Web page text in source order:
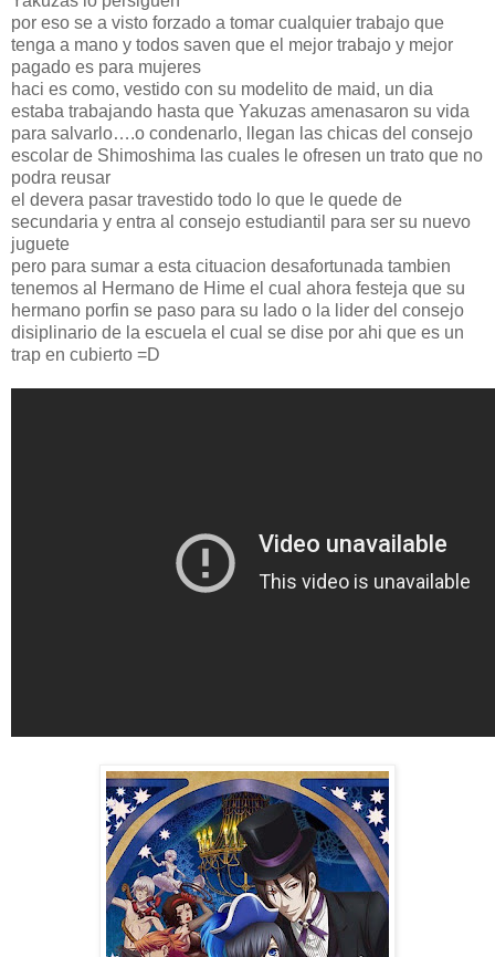
por eso se a visto forzado a tomar cualquier trabajo que
tenga a mano y todos saven que el mejor trabajo y mejor
pagado es para mujeres
haci es como, vestido con su modelito de maid, un dia
estaba trabajando hasta que Yakuzas amenasaron su vida
para salvarlo….o condenarlo, llegan las chicas del consejo
escolar de Shimoshima las cuales le ofresen un trato que no
podra reusar
el devera pasar travestido todo lo que le quede de
secundaria y entra al consejo estudiantil para ser su nuevo
juguete
pero para sumar a esta cituacion desafortunada tambien
tenemos al Hermano de Hime el cual ahora festeja que su
hermano porfin se paso para su lado o la lider del consejo
disiplinario de la escuela el cual se dise por ahi que es un
trap en cubierto =D